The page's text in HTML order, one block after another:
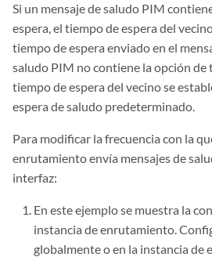
Si un mensaje de saludo PIM
espera, el tiempo de espera del
tiempo de espera enviado en el
saludo PIM no contiene la opción de
tiempo de espera del vecino se
espera de saludo predeterminado.
Para modificar la frecuencia con la
enrutamiento envía mensajes de
interfaz:
En este ejemplo se muestra la
instancia de enrutamiento.
globalmente o en la instancia de